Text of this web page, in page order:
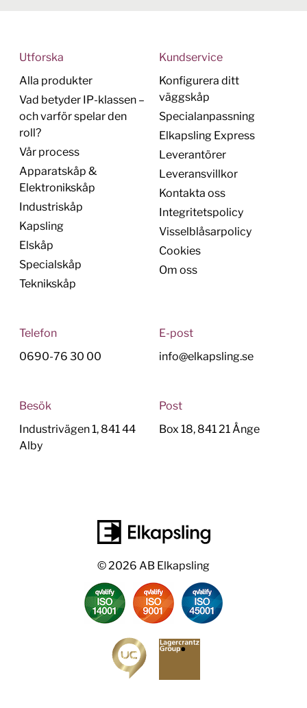
Utforska
Alla produkter
Vad betyder IP-klassen –
och varför spelar den
roll?
Vår process
Apparatskåp &
Elektronikskåp
Industriskåp
Kapsling
Elskåp
Specialskåp
Teknikskåp
Kundservice
Konfigurera ditt
väggskåp
Specialanpassning
Elkapsling Express
Leverantörer
Leveransvillkor
Kontakta oss
Integritetspolicy
Visselblåsarpolicy
Cookies
Om oss
Telefon
0690-76 30 00
E-post
info@elkapsling.se
Besök
Industrivägen 1, 841 44
Alby
Post
Box 18, 841 21 Ånge
© 2026 AB Elkapsling